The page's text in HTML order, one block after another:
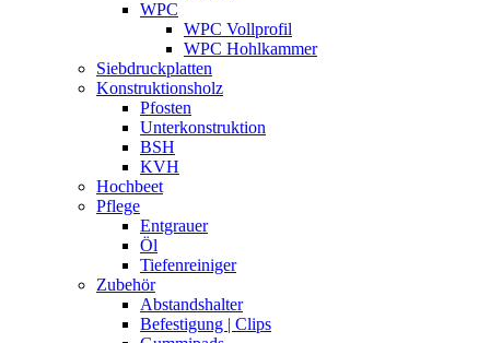
WPC
WPC Vollprofil
WPC Hohlkammer
Siebdruckplatten
Konstruktionsholz
Pfosten
Unterkonstruktion
BSH
KVH
Hochbeet
Pflege
Entgrauer
Öl
Tiefenreiniger
Zubehör
Abstandshalter
Befestigung | Clips